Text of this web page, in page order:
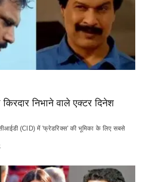
निभाने वाले एक्टर दिनेश
सीआईडी (CID) में 'फ्रेडरिक्स' की भूमिका के लिए सबसे